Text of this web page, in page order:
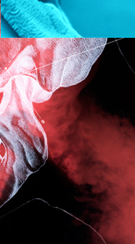
Nunca te dije adiós